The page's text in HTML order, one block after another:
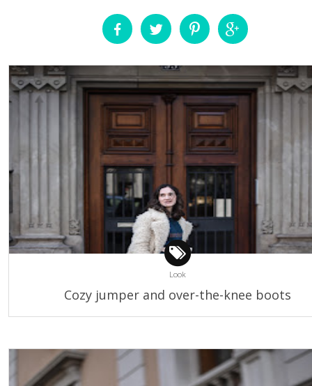
Look
Cozy jumper and over-the-knee boots